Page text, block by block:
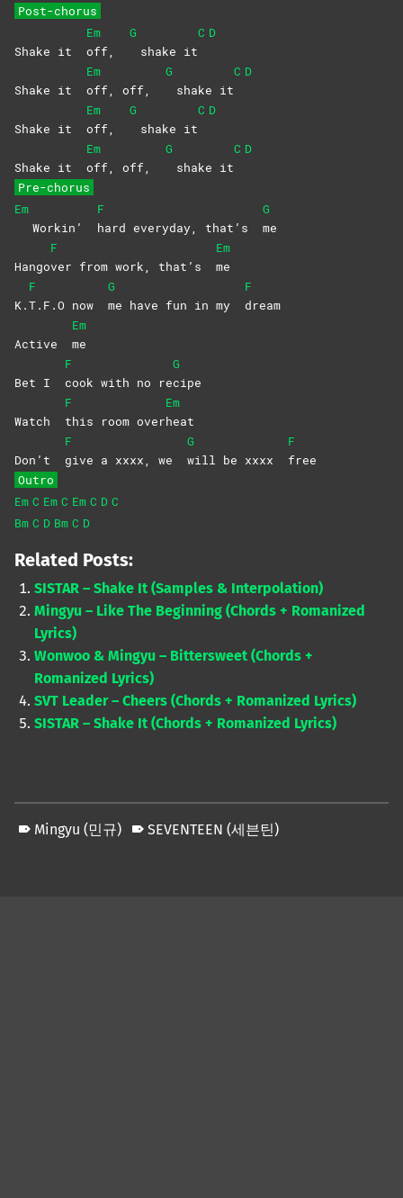
Post-chorus
Shake it
Em
off,
G
shake it
C D
Shake it
Em
off, off,
G
shake it
C D
Shake it
Em
off,
G
shake it
C D
Shake it
Em
off, off,
G
shake it
C D
Pre-chorus
Em
Workin’
F
hard everyday, that’s
G
me
Hango
F
ver from work, that’s
Em
me
K.
F
T.F.O now
G
me have fun in my
F
dream
Active
Em
me
Bet I
F
cook with no re
G
cipe
Watch
F
this room over
Em
heat
Don’t
F
give a xxxx, we
G
will be xxxx
F
free
Outro
Em C Em C Em C D C
Bm C D Bm C D
Related Posts:
SISTAR – Shake It (Samples & Interpolation)
Mingyu – Like The Beginning (Chords + Romanized
Lyrics)
Wonwoo & Mingyu – Bittersweet (Chords +
Romanized Lyrics)
SVT Leader – Cheers (Chords + Romanized Lyrics)
SISTAR – Shake It (Chords + Romanized Lyrics)
Mingyu (민규) SEVENTEEN (세븐틴)